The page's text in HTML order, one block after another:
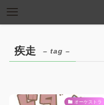
疾走 – tag –
オーケストラ